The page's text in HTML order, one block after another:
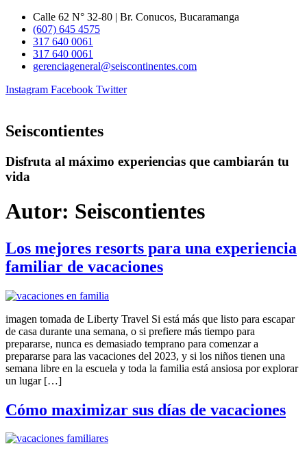
contenido
Calle 62 N° 32-80 | Br. Conucos, Bucaramanga
(607) 645 4575
317 640 0061
317 640 0061
gerenciageneral@seiscontinentes.com
Instagram Facebook Twitter
Seiscontientes
Disfruta al máximo experiencias que cambiarán tu
vida
Autor: Seiscontientes
Los mejores resorts para una experiencia
familiar de vacaciones
imagen tomada de Liberty Travel Si está más que listo para escapar
de casa durante una semana, o si prefiere más tiempo para
prepararse, nunca es demasiado temprano para comenzar a
prepararse para las vacaciones del 2023, y si los niños tienen una
semana libre en la escuela y toda la familia está ansiosa por explorar
un lugar […]
Cómo maximizar sus días de vacaciones